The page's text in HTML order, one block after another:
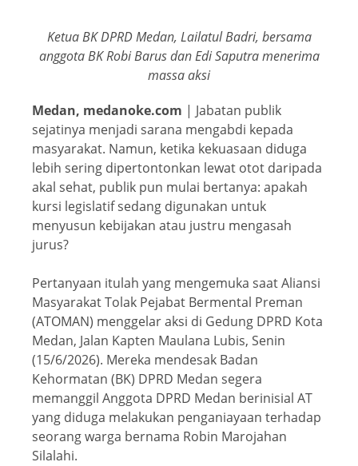
Ketua BK DPRD Medan, Lailatul Badri, bersama
anggota BK Robi Barus dan Edi Saputra menerima
massa aksi
Medan, medanoke.com | Jabatan publik
sejatinya menjadi sarana mengabdi kepada
masyarakat. Namun, ketika kekuasaan diduga
lebih sering dipertontonkan lewat otot daripada
akal sehat, publik pun mulai bertanya: apakah
kursi legislatif sedang digunakan untuk
menyusun kebijakan atau justru mengasah
jurus?
Pertanyaan itulah yang mengemuka saat Aliansi
Masyarakat Tolak Pejabat Bermental Preman
(ATOMAN) menggelar aksi di Gedung DPRD Kota
Medan, Jalan Kapten Maulana Lubis, Senin
(15/6/2026). Mereka mendesak Badan
Kehormatan (BK) DPRD Medan segera
memanggil Anggota DPRD Medan berinisial AT
yang diduga melakukan penganiayaan terhadap
seorang warga bernama Robin Marojahan
Silalahi.